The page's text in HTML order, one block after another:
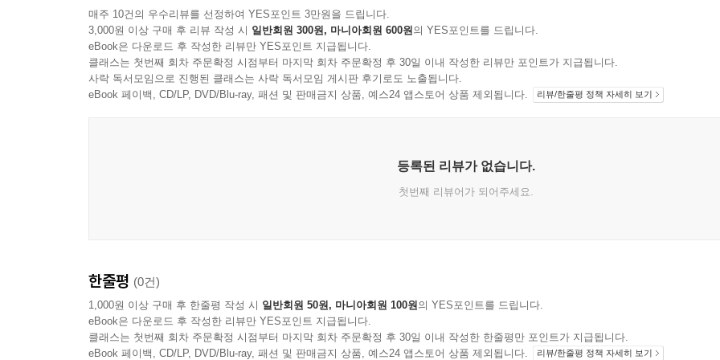
제5장 선별적 산업정책 개선방안
제1절 해외의 선별적 산업정책의 사례와 시사점
제2절 정책 제언
매주 10건의 우수리뷰를 선정하여 YES포인트 3만원을 드립니다.
3,000원 이상 구매 후 리뷰 작성 시 일반회원 300원, 마니아회원 600원의 YES포인트를 드립니다.
eBook은 다운로드 후 작성한 리뷰만 YES포인트 지급됩니다.
클래스는 첫번째 회차 주문확정 시점부터 마지막 회차 주문확정 후 30일 이내 작성한 리뷰만 포인트가 지급됩니다.
사락 독서모임으로 진행된 클래스는 사락 독서모임 게시판 후기로도 노출됩니다.
eBook 페이백, CD/LP, DVD/Blu-ray, 패션 및 판매금지 상품, 예스24 앱스토어 상품 제외됩니다.
리뷰/한줄평 정책 자세히 보기
등록된 리뷰가 없습니다.
첫번째 리뷰어가 되어주세요.
한줄평 (0건)
1,000원 이상 구매 후 한줄평 작성 시 일반회원 50원, 마니아회원 100원의 YES포인트를 드립니다.
eBook은 다운로드 후 작성한 리뷰만 YES포인트 지급됩니다.
클래스는 첫번째 회차 주문확정 시점부터 마지막 회차 주문확정 후 30일 이내 작성한 한줄평만 포인트가 지급됩니다.
eBook 페이백, CD/LP, DVD/Blu-ray, 패션 및 판매금지 상품, 예스24 앱스토어 상품 제외됩니다.
리뷰/한줄평 정책 자세히 보기